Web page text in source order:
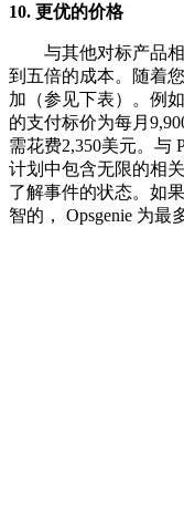
10. 更优的价格
与其他对标产品相
到五倍的成本。随着
加（参见下表）。例
的支付标价为每月
需花费2,350美元。与
计划中包含无限的相
了解事件的状态。如
智的， Opsgenie 为最